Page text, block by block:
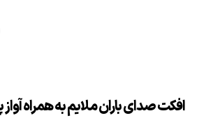
افکت صدای باران ملایم به همراه آواز